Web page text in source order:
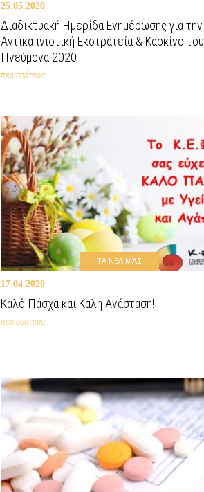
25.05.2020
Διαδικτυακή Ημερίδα Ενημέρωσης για την
Αντικαπνιστική Εκστρατεία & Καρκίνο του
Πνεύμονα 2020
περισσότερα
ΤΑ ΝΕΑ ΜΑΣ
17.04.2020
Καλό Πάσχα και Καλή Ανάσταση!
περισσότερα